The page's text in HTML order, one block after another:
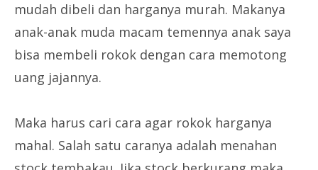
mudah dibeli dan harganya murah. Makanya
anak-anak muda macam temennya anak saya
bisa membeli rokok dengan cara memotong
uang jajannya.
Maka harus cari cara agar rokok harganya
mahal. Salah satu caranya adalah menahan